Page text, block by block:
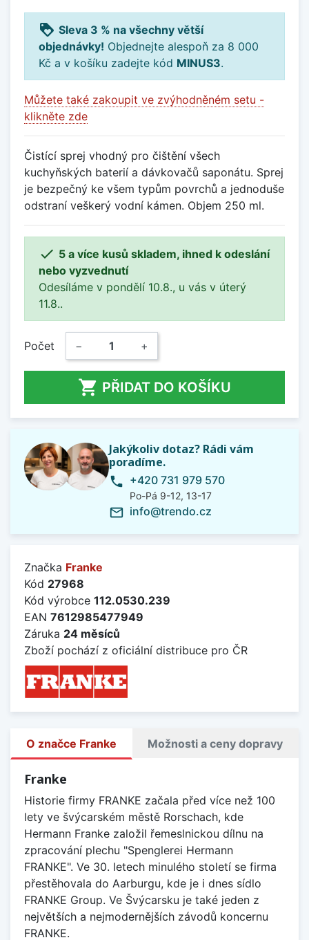
loyalty Sleva 3 % na všechny větší
objednávky! Objednejte alespoň za 8 000
Kč a v košíku zadejte kód MINUS3.
Můžete také zakoupit ve zvýhodněném setu -
klikněte zde
Čistící sprej vhodný pro čištění všech
kuchyňských baterií a dávkovačů saponátu. Sprej
je bezpečný ke všem typům povrchů a jednoduše
odstraní veškerý vodní kámen. Objem 250 ml.
 5 a více kusů skladem, ihned k odeslání
nebo vyzvednutí
Odesíláme v pondělí 10.8., u vás v úterý
11.8..
Počet − +
 PŘIDAT DO KOŠÍKU
Jakýkoliv dotaz? Rádi vám
poradíme.
phone +420 731 979 570
Po-Pá 9-12, 13-17
mail_outline info@trendo.cz
Značka Franke
Kód 27968
Kód výrobce 112.0530.239
EAN 7612985477949
Záruka 24 měsíců
Zboží pochází z oficiální distribuce pro ČR
O značce Franke Možnosti a ceny dopravy
Franke
Historie firmy FRANKE začala před více než 100
lety ve švýcarském městě Rorschach, kde
Hermann Franke založil řemeslnickou dílnu na
zpracování plechu "Spenglerei Hermann
FRANKE". Ve 30. letech minulého století se firma
přestěhovala do Aarburgu, kde je i dnes sídlo
FRANKE Group. Ve Švýcarsku je také jeden z
největších a nejmodernějších závodů koncernu
FRANKE.